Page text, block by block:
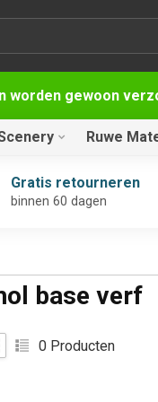
gewoon
Ruwe
Gratis retourneren
binnen 60 dagen
base verf
0 Producten